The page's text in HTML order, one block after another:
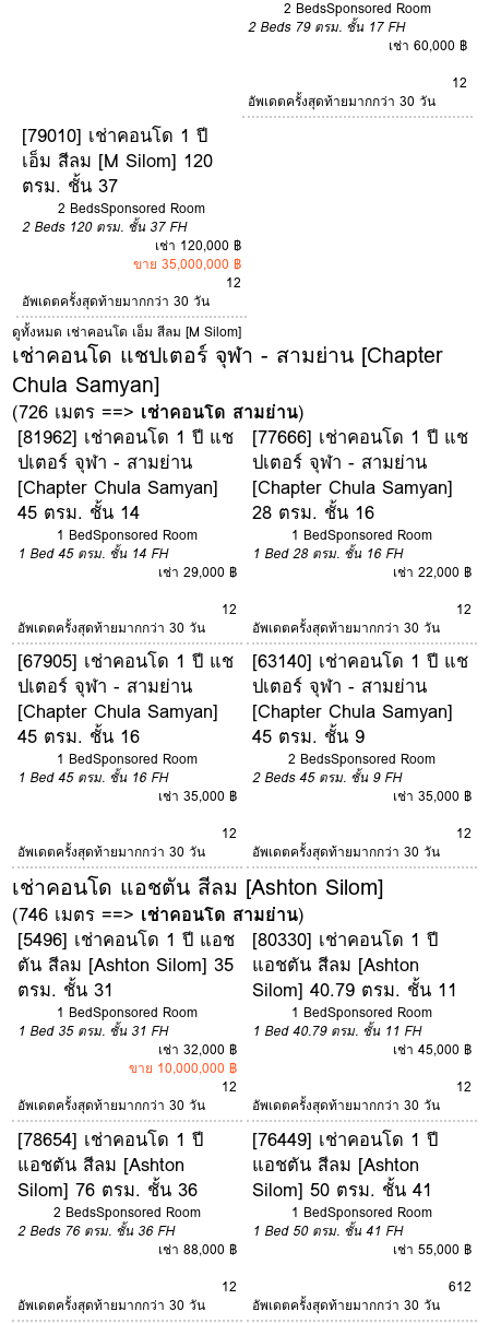
2 BedsSponsored Room
2 Beds 79 ตรม. ชั้น 17 FH
เช่า 60,000 ฿
12
อัพเดตครั้งสุดท้ายมากกว่า 30 วัน
[79010] เช่าคอนโด 1 ปี
เอ็ม สีลม [M Silom] 120
ตรม. ชั้น 37
2 BedsSponsored Room
2 Beds 120 ตรม. ชั้น 37 FH
เช่า 120,000 ฿
ขาย 35,000,000 ฿
12
อัพเดตครั้งสุดท้ายมากกว่า 30 วัน
ดูทั้งหมด เช่าคอนโด เอ็ม สีลม [M Silom]
เช่าคอนโด แชปเตอร์ จุฬา - สามย่าน [Chapter
Chula Samyan]
(726 เมตร ==> เช่าคอนโด สามย่าน)
[81962] เช่าคอนโด 1 ปี แช
ปเตอร์ จุฬา - สามย่าน
[Chapter Chula Samyan]
45 ตรม. ชั้น 14
1 BedSponsored Room
1 Bed 45 ตรม. ชั้น 14 FH
เช่า 29,000 ฿
12
อัพเดตครั้งสุดท้ายมากกว่า 30 วัน
[77666] เช่าคอนโด 1 ปี แช
ปเตอร์ จุฬา - สามย่าน
[Chapter Chula Samyan]
28 ตรม. ชั้น 16
1 BedSponsored Room
1 Bed 28 ตรม. ชั้น 16 FH
เช่า 22,000 ฿
12
อัพเดตครั้งสุดท้ายมากกว่า 30 วัน
[67905] เช่าคอนโด 1 ปี แช
ปเตอร์ จุฬา - สามย่าน
[Chapter Chula Samyan]
45 ตรม. ชั้น 16
1 BedSponsored Room
1 Bed 45 ตรม. ชั้น 16 FH
เช่า 35,000 ฿
12
อัพเดตครั้งสุดท้ายมากกว่า 30 วัน
[63140] เช่าคอนโด 1 ปี แช
ปเตอร์ จุฬา - สามย่าน
[Chapter Chula Samyan]
45 ตรม. ชั้น 9
2 BedsSponsored Room
2 Beds 45 ตรม. ชั้น 9 FH
เช่า 35,000 ฿
12
อัพเดตครั้งสุดท้ายมากกว่า 30 วัน
เช่าคอนโด แอชตัน สีลม [Ashton Silom]
(746 เมตร ==> เช่าคอนโด สามย่าน)
[5496] เช่าคอนโด 1 ปี แอช
ตัน สีลม [Ashton Silom] 35
ตรม. ชั้น 31
1 BedSponsored Room
1 Bed 35 ตรม. ชั้น 31 FH
เช่า 32,000 ฿
ขาย 10,000,000 ฿
12
อัพเดตครั้งสุดท้ายมากกว่า 30 วัน
[80330] เช่าคอนโด 1 ปี
แอชตัน สีลม [Ashton
Silom] 40.79 ตรม. ชั้น 11
1 BedSponsored Room
1 Bed 40.79 ตรม. ชั้น 11 FH
เช่า 45,000 ฿
12
อัพเดตครั้งสุดท้ายมากกว่า 30 วัน
[78654] เช่าคอนโด 1 ปี
แอชตัน สีลม [Ashton
Silom] 76 ตรม. ชั้น 36
2 BedsSponsored Room
2 Beds 76 ตรม. ชั้น 36 FH
เช่า 88,000 ฿
12
อัพเดตครั้งสุดท้ายมากกว่า 30 วัน
[76449] เช่าคอนโด 1 ปี
แอชตัน สีลม [Ashton
Silom] 50 ตรม. ชั้น 41
1 BedSponsored Room
1 Bed 50 ตรม. ชั้น 41 FH
เช่า 55,000 ฿
612
อัพเดตครั้งสุดท้ายมากกว่า 30 วัน